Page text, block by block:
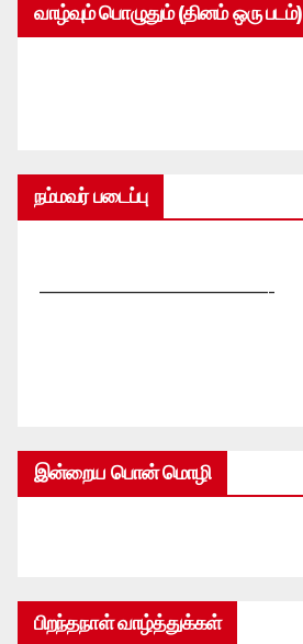
வாழ்வும் பொழுதும் (தினம் ஒரு படம்)
நம்மவர் படைப்பு
—————————————-
இன்றைய பொன் மொழி
பிறந்தநாள் வாழ்த்துக்கள்